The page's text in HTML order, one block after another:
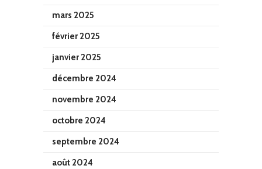
mars 2025
février 2025
janvier 2025
décembre 2024
novembre 2024
octobre 2024
septembre 2024
août 2024